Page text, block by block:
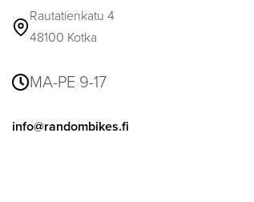
Rautatienkatu 4
48100 Kotka
MA-PE 9-17
info@randombikes.fi